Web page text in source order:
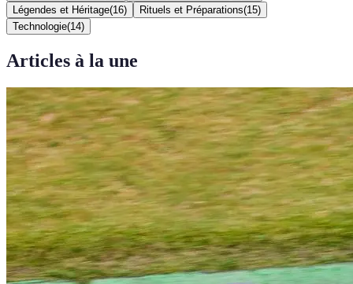
Légendes et Héritage(16) Rituels et Préparations(15)
Technologie(14)
Articles à la une